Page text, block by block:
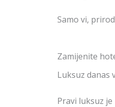
Samo vi,
Zamijenite
Luksuz danas
Pravi luksuz